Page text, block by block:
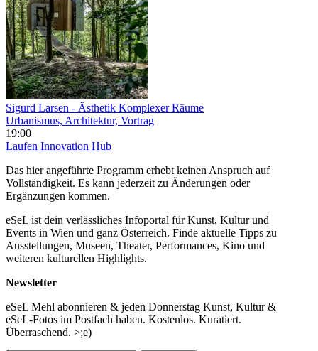
Sigurd Larsen - Ästhetik Komplexer Räume
Urbanismus, Architektur, Vortrag
19:00
Laufen Innovation Hub
Das hier angeführte Programm erhebt keinen Anspruch auf
Vollständigkeit. Es kann jederzeit zu Änderungen oder
Ergänzungen kommen.
eSeL ist dein verlässliches Infoportal für Kunst, Kultur und
Events in Wien und ganz Österreich. Finde aktuelle Tipps zu
Ausstellungen, Museen, Theater, Performances, Kino und
weiteren kulturellen Highlights.
Newsletter
eSeL Mehl abonnieren & jeden Donnerstag Kunst, Kultur &
eSeL-Fotos im Postfach haben. Kostenlos. Kuratiert.
Überraschend. >;e)